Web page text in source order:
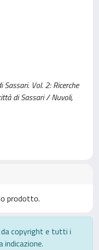
Vol. 2: Ricerche
di Sassari / Nuvoli,
prodotto.
copyright e tutti i